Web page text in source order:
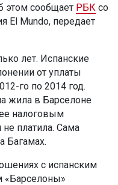
этом сообщает РБК со
El Mundo, передает
лет. Испанские
от уплаты
го по 2014 год.
жила в Барселоне
налоговым
платила. Сама
Багамах.
с испанским
«Барселоны»